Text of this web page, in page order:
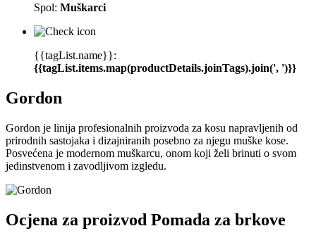
Spol: Muškarci
{{tagList.name}}:
{{tagList.items.map(productDetails.joinTags).join(', ')}}
Gordon
Gordon je linija profesionalnih proizvoda za kosu napravljenih od
prirodnih sastojaka i dizajniranih posebno za njegu muške kose.
Posvećena je modernom muškarcu, onom koji želi brinuti o svom
jedinstvenom i zavodljivom izgledu.
Ocjena za proizvod Pomada za brkove